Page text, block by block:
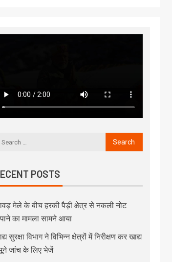
POSTS
मेले के बीच हरकी पैड़ी क्षेत्र से नकली नोट
का मामला सामने आया
सुरक्षा विभाग ने विभिन्न क्षेत्रों में निरीक्षण कर खाद्य
जांच के लिए भेजें